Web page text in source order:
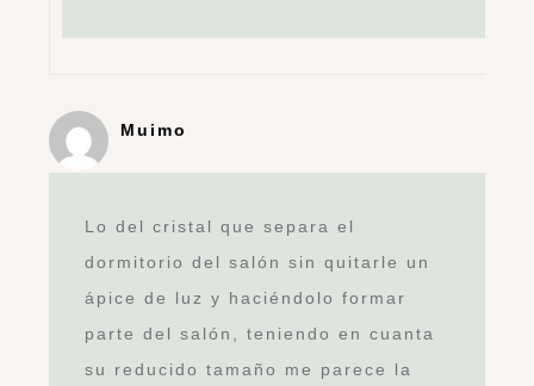
Muimo
Lo del cristal que separa el
dormitorio del salón sin quitarle un
ápice de luz y haciéndolo formar
parte del salón, teniendo en cuanta
su reducido tamaño me parece la